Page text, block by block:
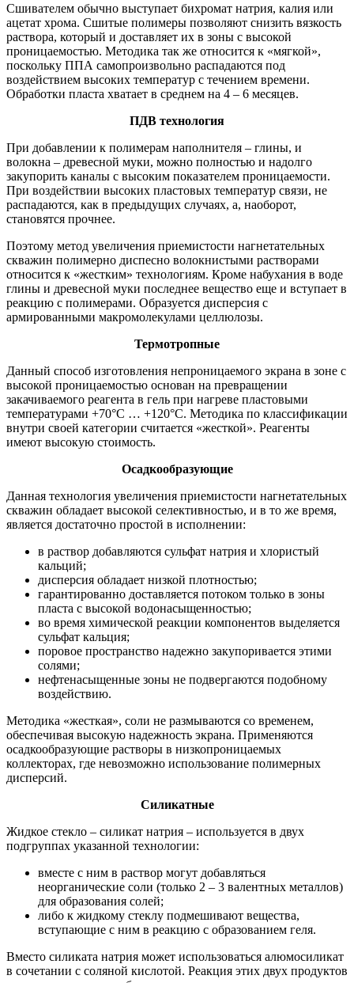
Сшивателем обычно выступает бихромат натрия, калия или
ацетат хрома. Сшитые полимеры позволяют снизить вязкость
раствора, который и доставляет их в зоны с высокой
проницаемостью. Методика так же относится к «мягкой»,
поскольку ППА самопроизвольно распадаются под
воздействием высоких температур с течением времени.
Обработки пласта хватает в среднем на 4 – 6 месяцев.
ПДВ технология
При добавлении к полимерам наполнителя – глины, и
волокна – древесной муки, можно полностью и надолго
закупорить каналы с высоким показателем проницаемости.
При воздействии высоких пластовых температур связи, не
распадаются, как в предыдущих случаях, а, наоборот,
становятся прочнее.
Поэтому метод увеличения приемистости нагнетательных
скважин полимерно диспесно волокнистыми растворами
относится к «жестким» технологиям. Кроме набухания в воде
глины и древесной муки последнее вещество еще и вступает в
реакцию с полимерами. Образуется дисперсия с
армированными макромолекулами целлюлозы.
Термотропные
Данный способ изготовления непроницаемого экрана в зоне с
высокой проницаемостью основан на превращении
закачиваемого реагента в гель при нагреве пластовыми
температурами +70°С … +120°С. Методика по классификации
внутри своей категории считается «жесткой». Реагенты
имеют высокую стоимость.
Осадкообразующие
Данная технология увеличения приемистости нагнетательных
скважин обладает высокой селективностью, и в то же время,
является достаточно простой в исполнении:
в раствор добавляются сульфат натрия и хлористый
кальций;
дисперсия обладает низкой плотностью;
гарантированно доставляется потоком только в зоны
пласта с высокой водонасыщенностью;
во время химической реакции компонентов выделяется
сульфат кальция;
поровое пространство надежно закупоривается этими
солями;
нефтенасыщенные зоны не подвергаются подобному
воздействию.
Методика «жесткая», соли не размываются со временем,
обеспечивая высокую надежность экрана. Применяются
осадкообразующие растворы в низкопроницаемых
коллекторах, где невозможно использование полимерных
дисперсий.
Силикатные
Жидкое стекло – силикат натрия – используется в двух
подгруппах указанной технологии:
вместе с ним в раствор могут добавляться
неорганические соли (только 2 – 3 валентных металлов)
для образования солей;
либо к жидкому стеклу подмешивают вещества,
вступающие с ним в реакцию с образованием геля.
Вместо силиката натрия может использоваться алюмосиликат
в сочетании с соляной кислотой. Реакция этих двух продуктов